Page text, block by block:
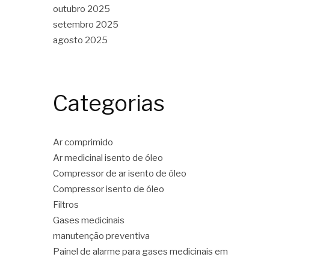
outubro 2025
setembro 2025
agosto 2025
Categorias
Ar comprimido
Ar medicinal isento de óleo
Compressor de ar isento de óleo
Compressor isento de óleo
Filtros
Gases medicinais
manutenção preventiva
Painel de alarme para gases medicinais em